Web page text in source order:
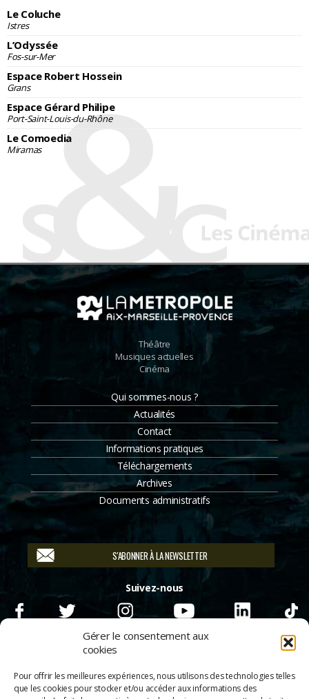
Gérer le consentement aux
cookies
Pour offrir les meilleures expériences, nous utilisons des technologies telles
que les cookies pour stocker et/ou accéder aux informations des
Le Coluche
Istres
L’Odyssée
Fos-sur-Mer
Espace Robert Hossein
Grans
Espace Gérard Philipe
Port-Saint-Louis-du-Rhône
Le Comoedia
Miramas
Théâtre
Musiques actuelles
Cinéma
Qui sommes-nous ?
Actualités
Contact
Informations pratiques
Téléchargements
Archives
Documents administratifs
S'ABONNER À LA NEWSLETTER
Suivez-nous